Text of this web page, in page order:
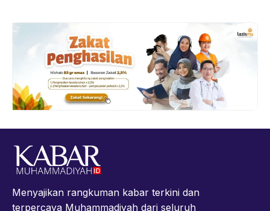
Menyajikan rangkuman kabar terkini dan
terpercaya Muhammadiyah dari seluruh